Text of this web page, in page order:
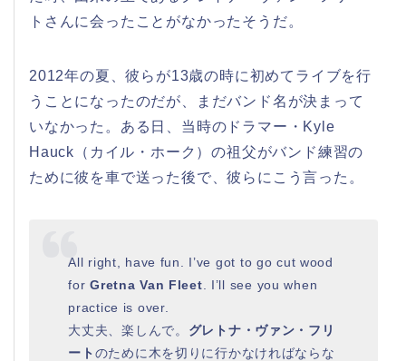
トさんに会ったことがなかったそうだ。
2012年の夏、彼らが13歳の時に初めてライブを行
うことになったのだが、まだバンド名が決まって
いなかった。ある日、当時のドラマー・Kyle
Hauck（カイル・ホーク）の祖父がバンド練習の
ために彼を車で送った後で、彼らにこう言った。
All right, have fun. I’ve got to go cut wood
forGretna Van Fleet . I’ll see you when
practice is over.
大丈夫、楽しんで。 グレトナ・ヴァン・フリ
ートのために木を切りに行かなければならな